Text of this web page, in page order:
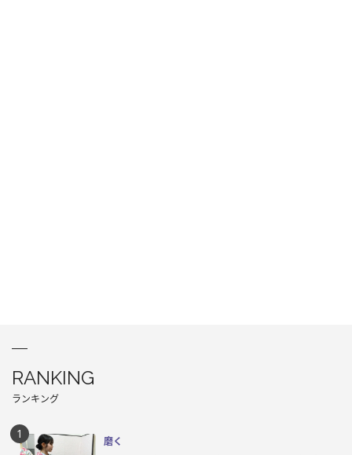
RANKING
ランキング
磨く